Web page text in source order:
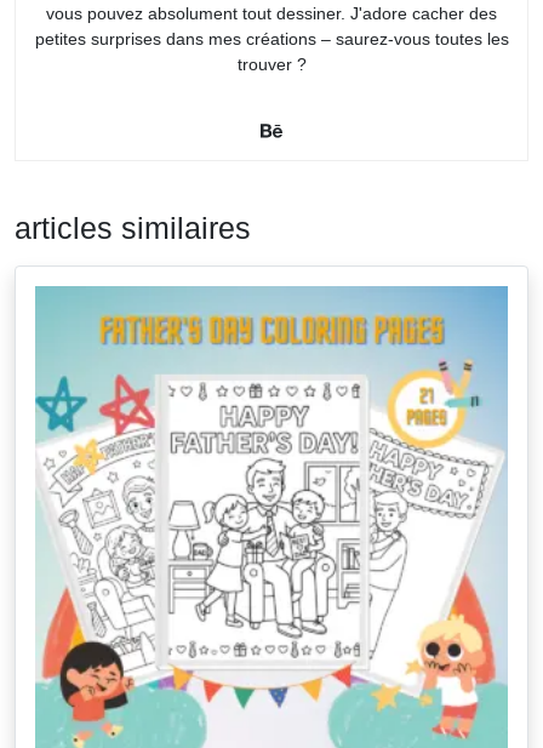
vous pouvez absolument tout dessiner. J'adore cacher des
petites surprises dans mes créations – saurez-vous toutes les
trouver ?
articles similaires